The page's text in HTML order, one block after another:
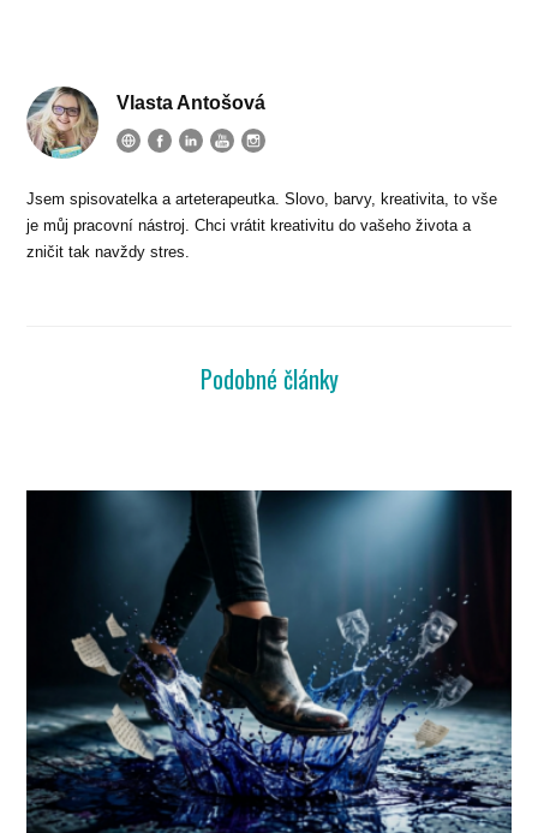
Vlasta Antošová
Jsem spisovatelka a arteterapeutka. Slovo, barvy, kreativita, to vše
je můj pracovní nástroj. Chci vrátit kreativitu do vašeho života a
zničit tak navždy stres.
Podobné články